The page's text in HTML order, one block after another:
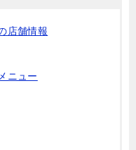
店舗情報
ニュー